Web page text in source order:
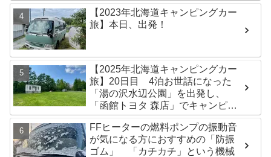
【2023年北海道キャンピングカー
旅】本日、出発！
【2025年北海道キャンピングカー
旅】20日目 4泊お世話になった
「湯の沢水辺公園」を出発し、
「函館トヨタ 森店」でキャンピン
グカーのオイル交換完了！今日は
伊達市の「徳舜瞥山麓キャンプ
場」へ
FFヒーターの燃料ポンプの振動音
が気になる方におすすめの「防振
ゴム」 「カチカチ」という機械